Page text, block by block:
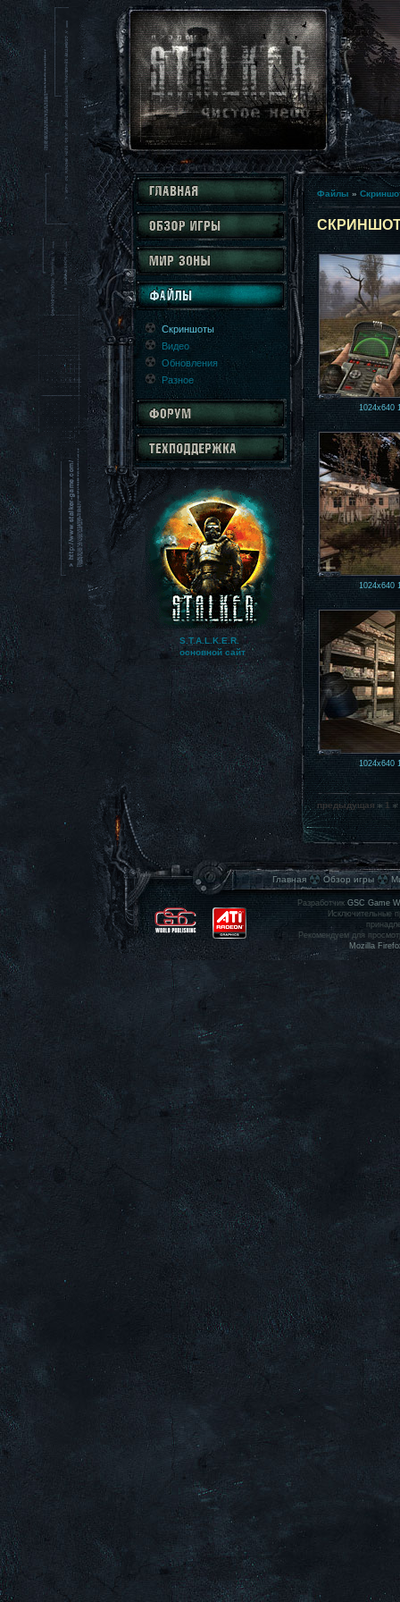
Скриншоты
Видео
Обновления
Разное
S.T.A.L.K.E.R.
основной сайт
Файлы »
1024x640
1024x640
1024x640
предыдущая 1
Главная Обзор игры
Разработчик GSC Game
Исключительные
Рекомендуем для
Mozilla